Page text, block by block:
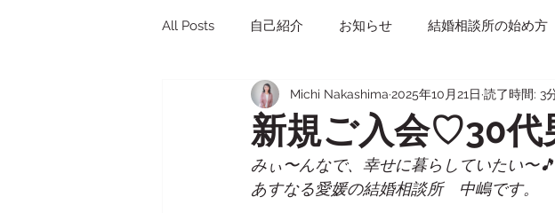
All Posts 自己紹介 お知らせ 結婚相談所の始め方
成婚までのロードマップ（プロポーズ／親挨拶／成婚退会
再婚の婚活 シニアの婚活 愛媛・松山の婚活（地
新規ご入会♡30代
Michi Nakashima 2025年10月21日 読了時間: 3
みぃ〜んなで、幸せに暮らしていたい〜🎵
あすなる愛媛の結婚相談所　中嶋です。